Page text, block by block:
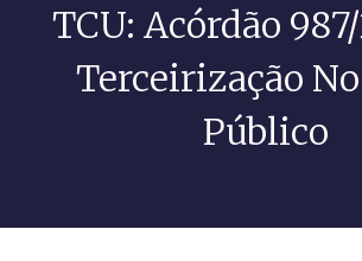
TCU: Acórdão
Terceirização
Público